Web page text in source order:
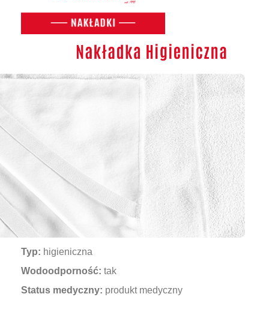
Typ: higieniczna
Wodoodporność: tak
Status medyczny: produkt medyczny